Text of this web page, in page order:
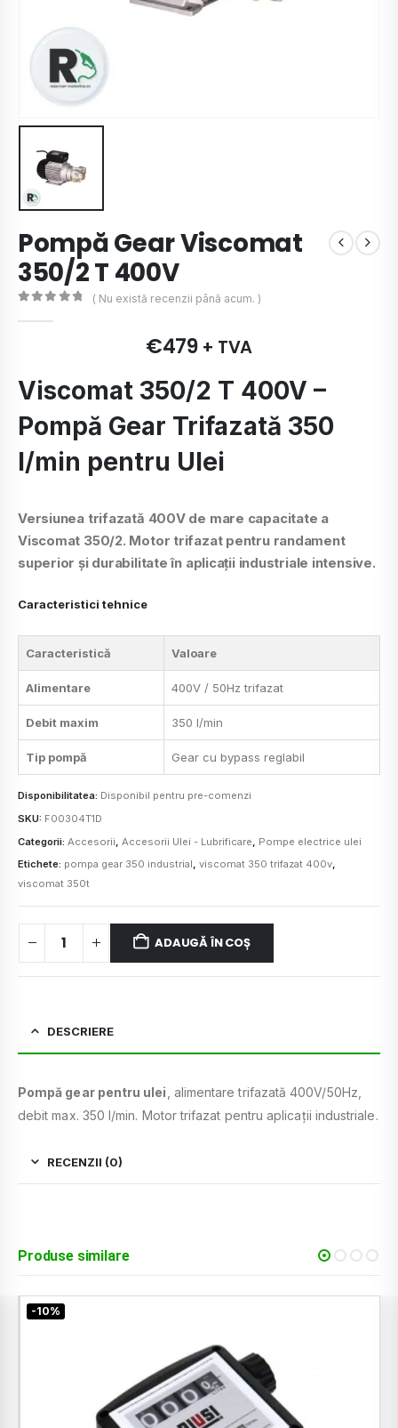
Pompă Gear Viscomat
350/2 T 400V
( Nu există recenzii până acum. )
€479 + TVA
Viscomat 350/2 T 400V –
Pompă Gear Trifazată 350
l/min pentru Ulei
Versiunea trifazată 400V de mare capacitate a
Viscomat 350/2. Motor trifazat pentru randament
superior și durabilitate în aplicații industriale intensive.
Caracteristici tehnice
Caracteristică Valoare
Alimentare 400V / 50Hz trifazat
Debit maxim 350 l/min
Tip pompă Gear cu bypass reglabil
Disponibilitatea: Disponibil pentru pre-comenzi
SKU: F00304T1D
Categorii: Accesorii Accesorii Ulei - Lubrificare
Pompe electrice ulei
Etichete: pompa gear 350 industrial, viscomat 350 trifazat 400v,
viscomat 350t
ADAUGĂ ÎN COȘ
DESCRIERE
Pompă gear pentru ulei , alimentare trifazată 400V/50Hz,
debit max. 350 l/min. Motor trifazat pentru aplicații industriale.
RECENZII (0)
Produse similare
-12%